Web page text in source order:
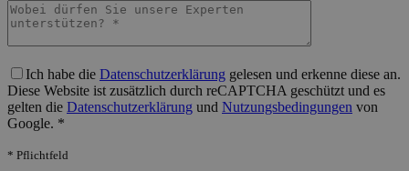
Ich habe die Datenschutzerklärung gelesen und erkenne diese an.
Diese Website ist zusätzlich durch reCAPTCHA geschützt und es
gelten die Datenschutzerklärung und Nutzungsbedingungen von
Google. *
* Pflichtfeld